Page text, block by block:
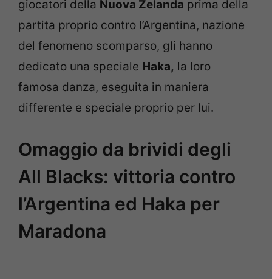
giocatori della Nuova Zelanda prima della
partita proprio contro l’Argentina, nazione
del fenomeno scomparso, gli hanno
dedicato una speciale Haka, la loro
famosa danza, eseguita in maniera
differente e speciale proprio per lui.
Omaggio da brividi degli
All Blacks: vittoria contro
l’Argentina ed Haka per
Maradona